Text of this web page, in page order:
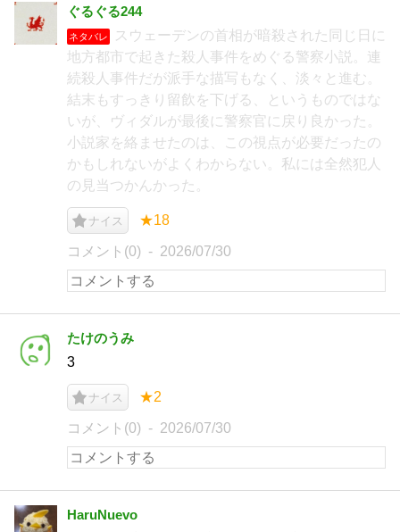
ぐるぐる244
ネタバレ
スウェーデンの首相が暗殺された同じ日に
地方都市で起きた殺人事件をめぐる警察小説。連
続殺人事件だが派手な描写もなく、淡々と進む。
結末もすっきり留飲を下げる、というものではな
いが、ヴィダルが最後に警察官に戻り良かった。
小説家を絡ませたのは、この視点が必要だったの
かもしれないがよくわからない。私には全然犯人
の見当つかんかった。
ナイス ★18
コメント(0) 2026/07/30
たけのうみ
3
ナイス ★2
コメント(0) 2026/07/30
HaruNuevo